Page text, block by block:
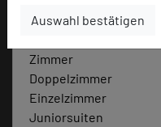
Auswahl bestätigen
Tagungsräume
Zimmer
Doppelzimmer
Einzelzimmer
Juniorsuiten